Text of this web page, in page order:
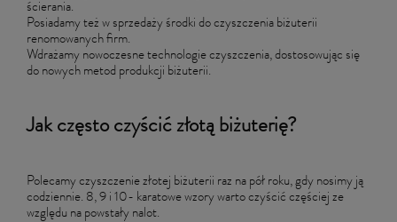
ścierania.
Posiadamy też w sprzedaży środki do czyszczenia biżuterii
renomowanych firm.
Wdrażamy nowoczesne technologie czyszczenia, dostosowując się
do nowych metod produkcji biżuterii.
Jak często czyścić złotą biżuterię?
Polecamy czyszczenie złotej biżuterii raz na pół roku, gdy nosimy ją
codziennie. 8, 9 i 10- karatowe wzory warto czyścić częściej ze
względu na powstały nalot.